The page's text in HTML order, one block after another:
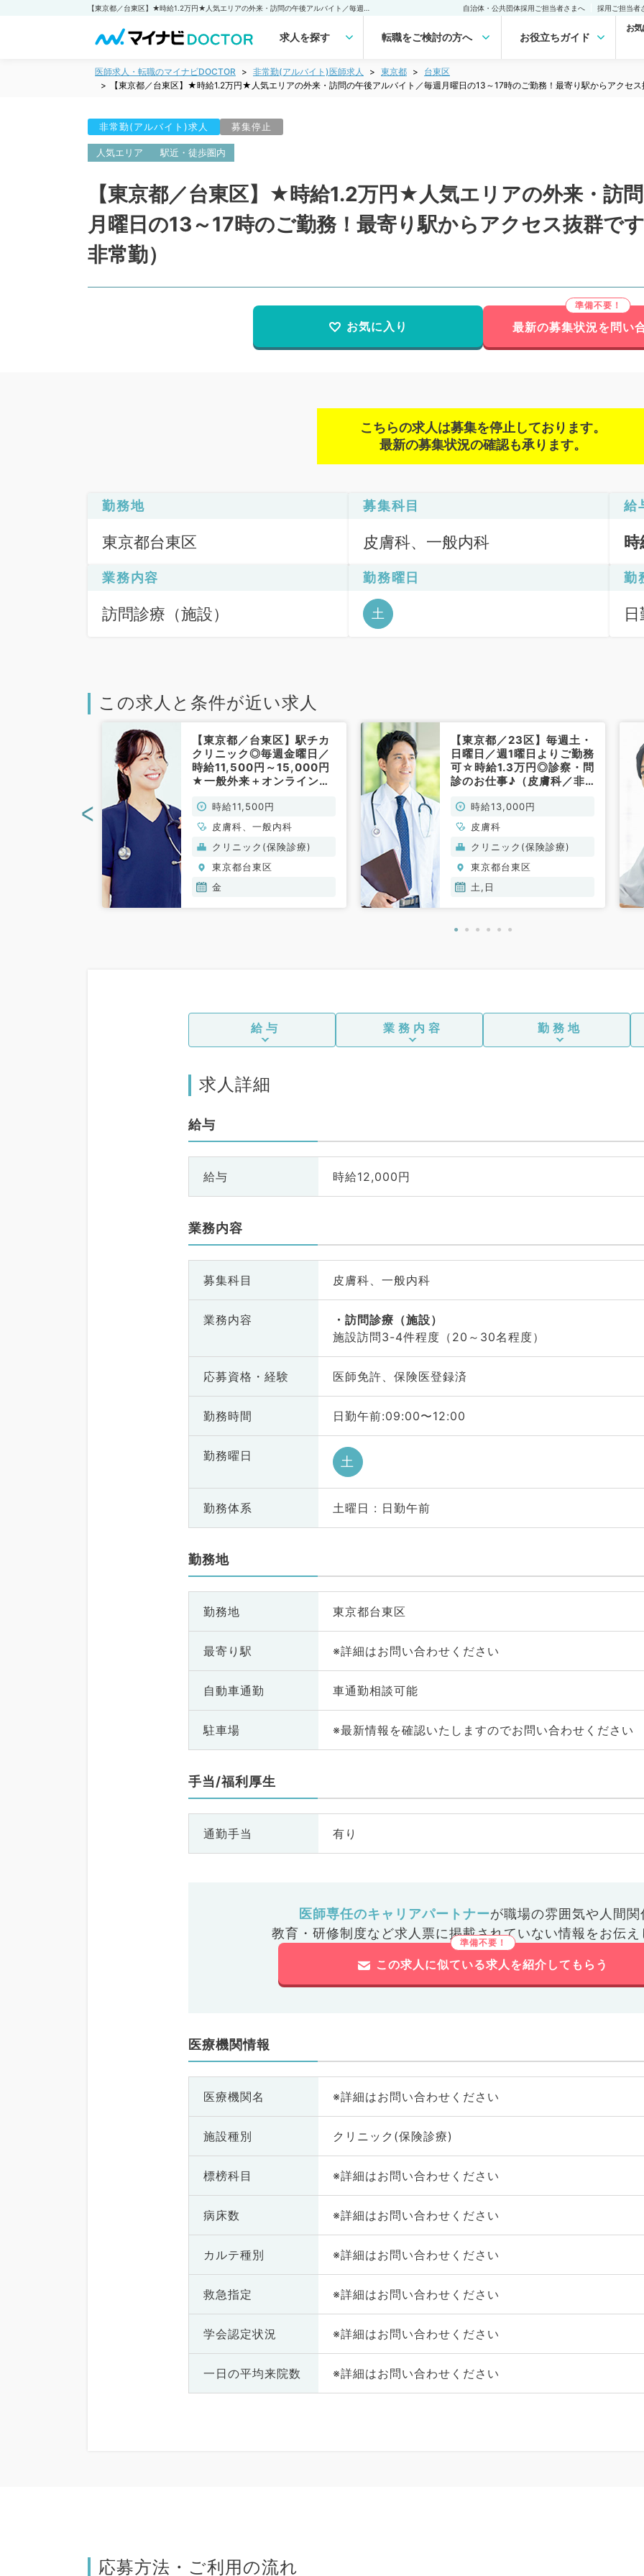
自治体・公共団体採用ご担当者さまへ 採用ご担当者
求人を探す 転職をご検討の方へ お役立ちガイド
お
医師求人・転職のマイナビDOCTOR 非常勤(アルバイト)医師求人 東京都
台東区
【東京都／台東区】★時給1.2万円★人気エリアの外来・訪問の午後アルバイト／毎週月曜日の13～17時のご勤務！最寄り駅からアクセ
非常勤(アルバイト)求人 募集停止
人気エリア 駅近・徒歩圏内
【東京都／台東区】★時給1.2万円★人気エリアの外来・訪
月曜日の13～17時のご勤務！最寄り駅からアクセス抜群で
非常勤）
お気に入り 最新の募集状況を問い
こちらの求人は募集を停止しております。
最新の募集状況の確認も承ります。
勤務地
東京都台東区
募集科目
皮膚科、一般内科
給
業務内容
訪問診療（施設）
勤務曜日
土
勤
この求人と条件が近い求人
【東京都／台東区】駅チカ
クリニック◎毎週金曜日／
時給11,500円～15,000円
★一般外来＋オンライン診
（一般内科・皮膚科／非常
勤）
時給11,500円
皮膚科、一般内科
クリニック(保険診療)
東京都台東区
金
【東京都／23区】毎週土・
日曜日／週1曜日よりご勤務
可☆時給1.3万円◎診察・問
診のお仕事♪（皮膚科／非
時給13,000円
皮膚科
クリニック(保険診療)
東京都台東区
土,日
<
給与 業務内容 勤務地
求人詳細
給与
給与 時給12,000円
業務内容
募集科目 皮膚科、一般内科
業務内容
訪問診療（施設）
施設訪問3-4件程度（20～30名程度）
応募資格・ 経験 医師免許、保険医登録済
勤務時間 日勤午前:09:00〜12:00
勤務曜日 土
勤務体系 土曜日 : 日勤午前
勤務地
勤務地 東京都台東区
最寄り駅 ※詳細はお問い合わせください
自動車通勤 車通勤相談可能
駐車場 ※最新情報を確認いたしますのでお問い合わせください
手当/福利厚生
通勤手当 有り
医師専任のキャリアパートナーが職場の雰囲気や人間関
教育・研修制度など求人票に掲載されていない情報をお伝え
この求人に似ている求人を紹介してもらう
医療機関情報
医療機関名 ※詳細はお問い合わせください
施設種別 クリニック(保険診療)
標榜科目 ※詳細はお問い合わせください
病床数 ※詳細はお問い合わせください
カルテ種別 ※詳細はお問い合わせください
救急指定 ※詳細はお問い合わせください
学会認定状況 ※詳細はお問い合わせください
一日の平均来院数 ※詳細はお問い合わせください
応募方法・ご利用の流れ